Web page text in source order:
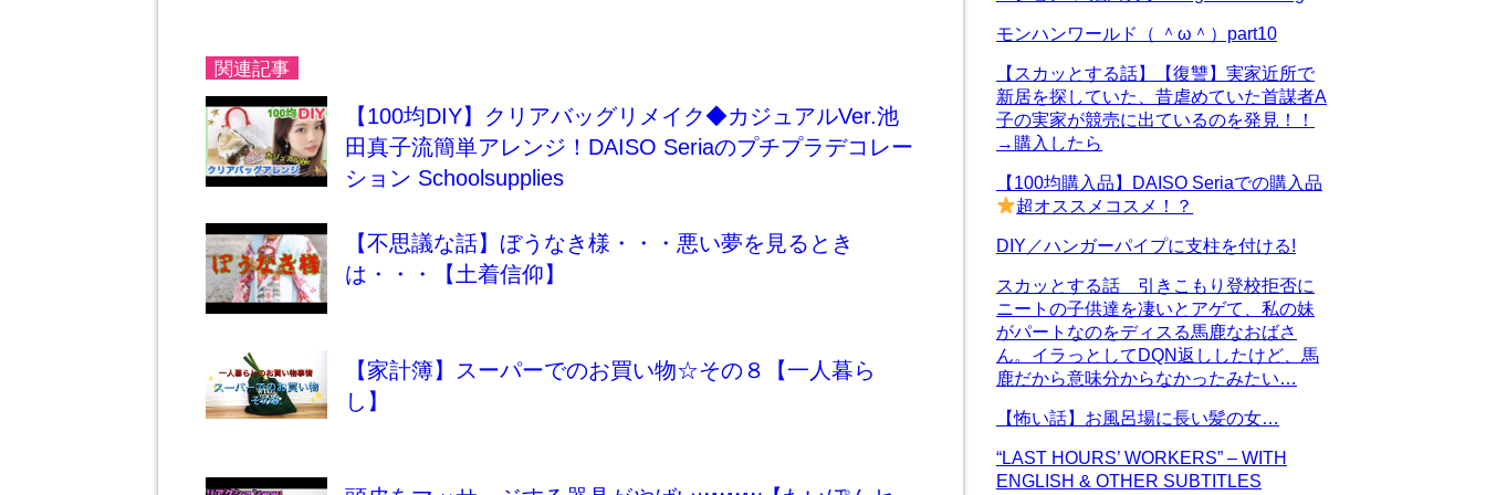
関連記事
【100均DIY】クリアバッグリメイク◆カジュアルVer.池
田真子流簡単アレンジ！DAISO Seriaのプチプラデコレー
ション Schoolsupplies
【不思議な話】ぼうなき様・・・悪い夢を見るとき
は・・・【土着信仰】
【家計簿】スーパーでのお買い物☆その８【一人暮ら
し】
モンハンワールド（ ＾ω＾）part10
【スカッとする話】【復讐】実家近所で
新居を探していた、昔虐めていた首謀者A
子の実家が競売に出ているのを発見！！
→購入したら
【100均購入品】DAISO Seriaでの購入品
超オススメコスメ！？
DIY／ハンガーパイプに支柱を付ける!
スカッとする話 引きこもり登校拒否に
ニートの子供達を凄いとアゲて、私の妹
がパートなのをディスる馬鹿なおばさ
ん。イラっとしてDQN返ししたけど、馬
鹿だから意味分からなかったみたい…
【怖い話】お風呂場に長い髪の女…
“LAST HOURS’ WORKERS” – WITH
ENGLISH & OTHER SUBTITLES